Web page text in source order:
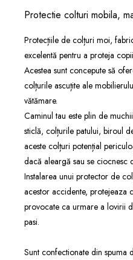
Protectie colturi mobila,
Protecțiile de colțuri moi,
excelentă pentru a proteja
Acestea sunt concepute să
colțurile ascuțite ale
vătămare.
Caminul tau este plin de
sticlă, colțurile patului, biroul
aceste colțuri potențial
dacă aleargă sau se ciocnesc
Instalarea unui protector de
acestor accidente, protejeaza
provocate ca urmare a lovirii
pasi.
Sunt confectionate din